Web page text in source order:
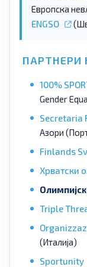
Европска
ENGSO
ПАРТНЕРИ
100%
Gender
Secretaria
Азори
Finlands
Хрватски
Triple
(Италија)
Sportunity